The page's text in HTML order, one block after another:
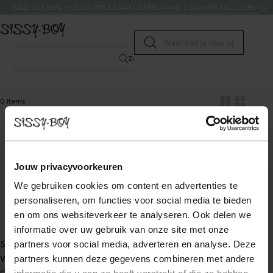
Jouw privacyvoorkeuren
We gebruiken cookies om content en advertenties te
personaliseren, om functies voor social media te bieden
en om ons websiteverkeer te analyseren. Ook delen we
informatie over uw gebruik van onze site met onze
partners voor social media, adverteren en analyse. Deze
partners kunnen deze gegevens combineren met andere
Submit search
Zoeken
0 Items
Service
Winkels